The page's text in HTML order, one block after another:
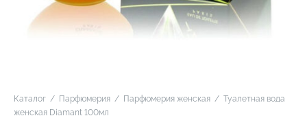
Каталог / Парфюмерия / Парфюмерия женская / Туалетная вода
женская Diamant 100мл